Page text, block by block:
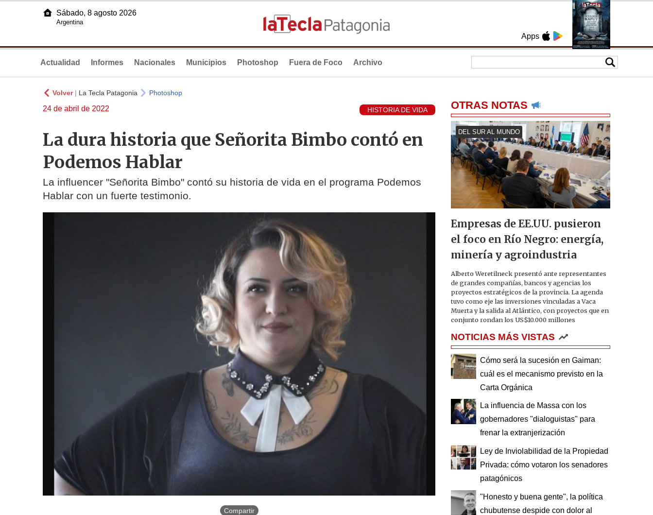
Apps
Sábado, 8 agosto 2026
Argentina
Actualidad Informes Nacionales Municipios Photoshop Fuera de Foco Archivo
Volver| La Tecla Patagonia Photoshop
24 de abril de 2022 HISTORIA DE VIDA
La dura historia que Señorita Bimbo contó en
Podemos Hablar
La influencer "Señorita Bimbo" contó su historia de vida en el programa Podemos
Hablar con un fuerte testimonio.
Compartir
OTRAS NOTAS
DEL SUR AL MUNDO
Empresas de EE.UU. pusieron
el foco en Río Negro: energía,
minería y agroindustria
Alberto Weretilneck presentó ante representantes
de grandes compañías, bancos y agencias los
proyectos estratégicos de la provincia. La agenda
tuvo como eje las inversiones vinculadas a Vaca
Muerta y la salida al Atlántico, con proyectos que en
conjunto rondan los US$10.000 millones
NOTICIAS MÁS VISTAS
Cómo será la sucesión en Gaiman:
cuál es el mecanismo previsto en la
Carta Orgánica
La influencia de Massa con los
gobernadores "dialoguistas" para
frenar la extranjerización
Ley de Inviolabilidad de la Propiedad
Privada: cómo votaron los senadores
patagónicos
"Honesto y buena gente", la política
chubutense despide con dolor al